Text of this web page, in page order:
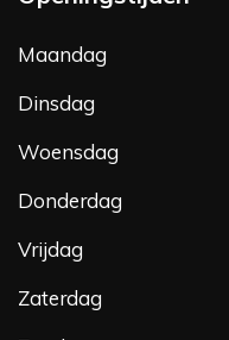
k
g
Maandag
Dinsdag
Woensdag
Donderdag
Vrijdag
Zaterdag